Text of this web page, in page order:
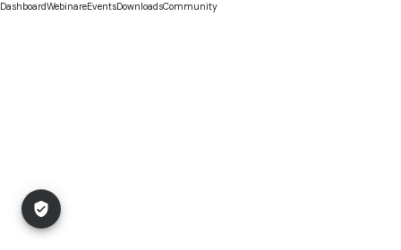
DashboardWebinareEventsDownloadsCommunity